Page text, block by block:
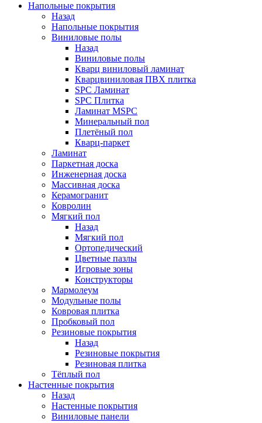
Напольные покрытия
Назад
Напольные покрытия
Виниловые полы
Назад
Виниловые полы
Кварц виниловый ламинат
Кварцвиниловая ПВХ плитка
SPC Ламинат
SPC Плитка
Ламинат MSPC
Минеральный пол
Плетёный пол
Кварц-паркет
Ламинат
Паркетная доска
Инженерная доска
Массивная доска
Керамогранит
Ковролин
Мягкий пол
Назад
Мягкий пол
Ортопедический
Цветные пазлы
Игровые зоны
Конструкторы
Мармолеум
Модульные полы
Ковровая плитка
Пробковый пол
Резиновые покрытия
Назад
Резиновые покрытия
Резиновая плитка
Тёплый пол
Настенные покрытия
Назад
Настенные покрытия
Виниловые панели